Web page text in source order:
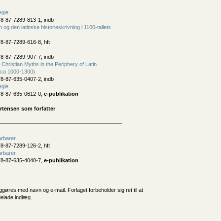
87-7289-813-1, indb
og den latinske historieskrivning i 1100-tallets
87-7289-616-8, hft
87-7289-907-7, indb
Myths in the Periphery of Latin
1000-1300)
87-635-0407-2, indb
87-635-0612-0, e-publikation
som forfatter
87-7289-126-2, hft
87-635-4040-7, e-publikation
med navn og e-mail. Forlaget forbeholder sig ret til at
indlæg.